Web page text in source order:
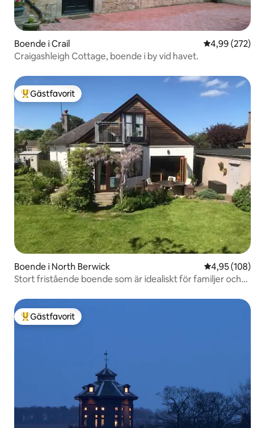
Boende i Crail 4,99 av 5 i
4,99 (272)
Craigashleigh Cottage, boende i by vid havet.
Populär gästfavorit
Gästfavorit
Boende i North Berwick 4,95 av 5 i
4,95 (108)
Stort fristående boende som är idealiskt för familjer och
Populär gästfavorit
Gästfavorit